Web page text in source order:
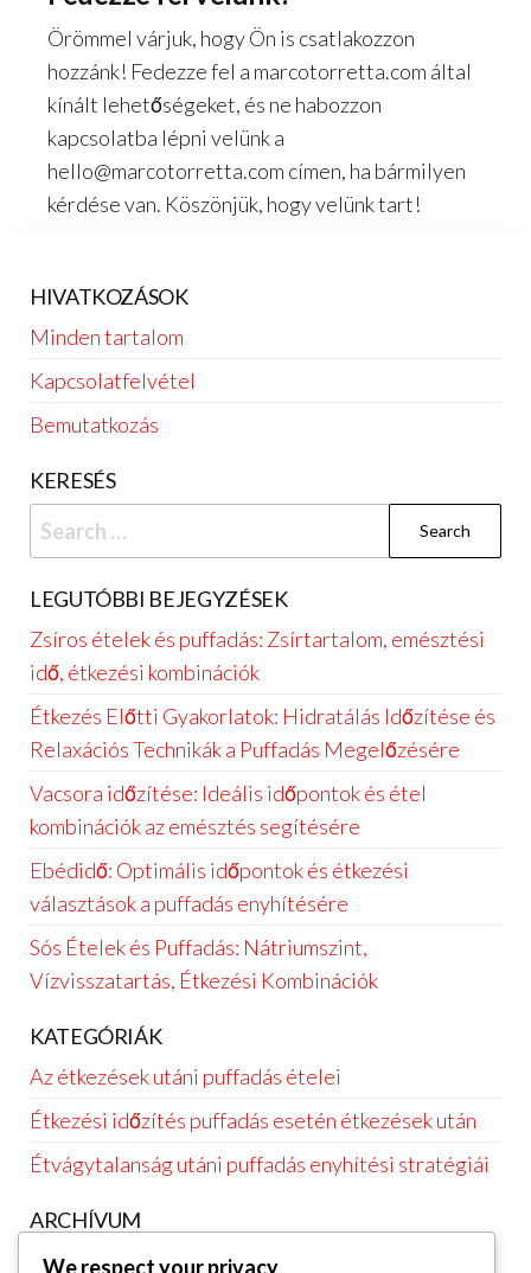
Örömmel várjuk, hogy Ön is csatlakozzon
hozzánk! Fedezze fel a marcotorretta.com által
kínált lehetőségeket, és ne habozzon
kapcsolatba lépni velünk a
hello@marcotorretta.com címen, ha bármilyen
kérdése van. Köszönjük, hogy velünk tart!
HIVATKOZÁSOK
Minden tartalom
Kapcsolatfelvétel
Bemutatkozás
KERESÉS
Search
for:
LEGUTÓBBI BEJEGYZÉSEK
Zsíros ételek és puffadás: Zsírtartalom, emésztési
idő, étkezési kombinációk
Étkezés Előtti Gyakorlatok: Hidratálás Időzítése és
Relaxációs Technikák a Puffadás Megelőzésére
Vacsora időzítése: Ideális időpontok és étel
kombinációk az emésztés segítésére
Ebédidő: Optimális időpontok és étkezési
választások a puffadás enyhítésére
Sós Ételek és Puffadás: Nátriumszint,
Vízvisszatartás, Étkezési Kombinációk
KATEGÓRIÁK
Az étkezések utáni puffadás ételei
Étkezési időzítés puffadás esetén étkezések után
Étvágytalanság utáni puffadás enyhítési stratégiái
ARCHÍVUM
March 2026
We respect your privacy